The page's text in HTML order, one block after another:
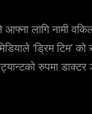
लागि नामी
‘ड्रिम टिम’ को
रुपमा